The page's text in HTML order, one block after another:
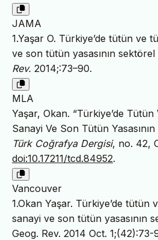
JAMA
1.Yaşar O. Türkiye’de tütün ve
ve son tütün yasasının sektörel
Rev. 2014;:73–90.
MLA
Yaşar, Okan. “Türkiye’de
Sanayi Ve Son Tütün
Türk Coğrafya Dergisi, no. 42,
doi:10.17211/tcd.84952.
Vancouver
1.Okan Yaşar. Türkiye’de tütün
sanayi ve son tütün yasasının
Geog. Rev. 2014 Oct. 1;(42):73-